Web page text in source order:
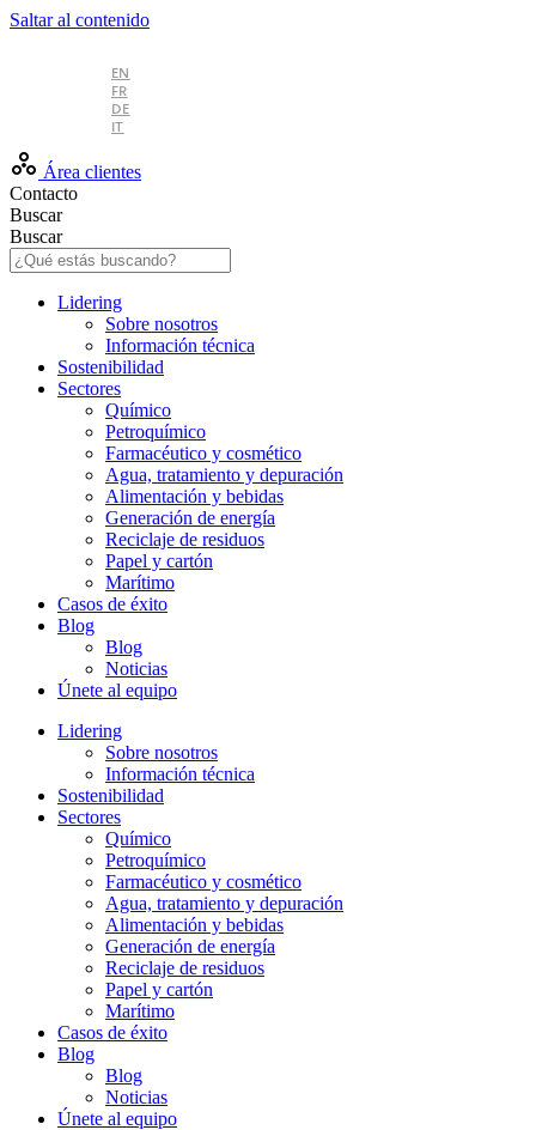
Saltar al contenido
EN
FR
DE
IT
Área clientes
Contacto
Buscar
Buscar
Lidering
Sobre nosotros
Información técnica
Sostenibilidad
Sectores
Químico
Petroquímico
Farmacéutico y cosmético
Agua, tratamiento y depuración
Alimentación y bebidas
Generación de energía
Reciclaje de residuos
Papel y cartón
Marítimo
Casos de éxito
Blog
Blog
Noticias
Únete al equipo
Lidering
Sobre nosotros
Información técnica
Sostenibilidad
Sectores
Químico
Petroquímico
Farmacéutico y cosmético
Agua, tratamiento y depuración
Alimentación y bebidas
Generación de energía
Reciclaje de residuos
Papel y cartón
Marítimo
Casos de éxito
Blog
Blog
Noticias
Únete al equipo